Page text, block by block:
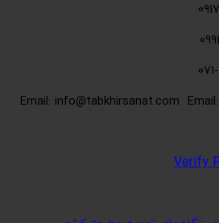
Email: info@tabkhirsanat.com